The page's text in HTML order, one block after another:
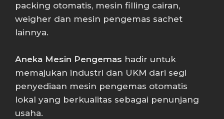
packing otomatis, mesin filling cairan,
weigher dan mesin pengemas sachet
lainnya.
Aneka Mesin Pengemas hadir untuk
memajukan industri dan UKM dari segi
penyediaan mesin pengemas otomatis
lokal yang berkualitas sebagai penunjang
usaha.